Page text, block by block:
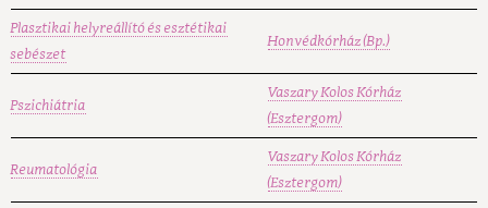
Plasztikai helyreállító és esztétikai
sebészet
Honvédkórház (Bp.)
Pszichiátria
Vaszary Kolos Kórház
(Esztergom)
Reumatológia
Vaszary Kolos Kórház
(Esztergom)